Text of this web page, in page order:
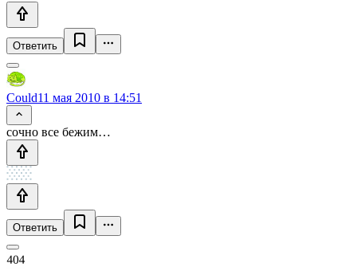
Ответить
Could11 мая 2010 в 14:51
сочно все бежим…
Ответить